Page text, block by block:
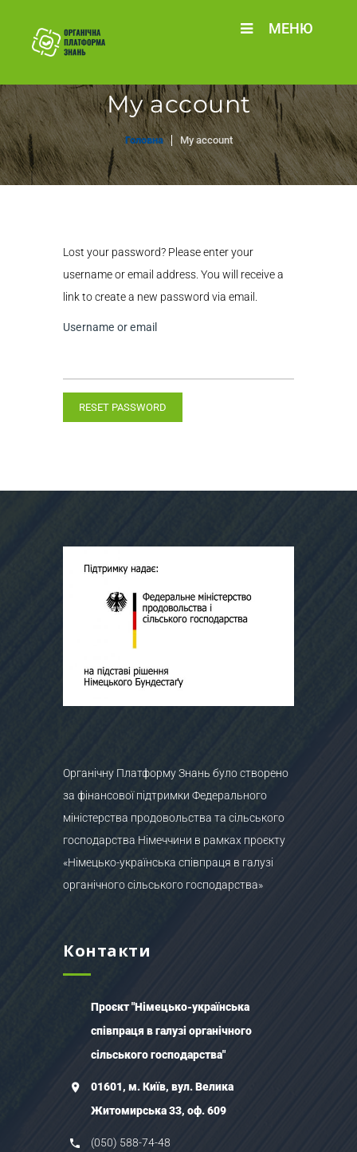
МЕНЮ
My account
Головна My account
Lost your password? Please enter your
username or email address. You will receive a
link to create a new password via email.
Username or email
RESET PASSWORD
Органічну Платформу Знань було створено
за фінансової підтримки Федерального
міністерства продовольства та сільського
господарства Німеччини в рамках проєкту
«Німецько-українська співпраця в галузі
органічного сільського господарства»
Контакти
Проєкт "Німецько-українська
співпраця в галузі органічного
сільського господарства"
01601, м. Київ, вул. Велика
Житомирська 33, оф. 609
(050) 588-74-48